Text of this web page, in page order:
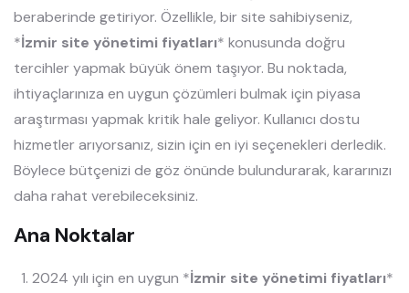
beraberinde getiriyor. Özellikle, bir site sahibiyseniz,
*İzmir site yönetimi fiyatları* konusunda doğru
tercihler yapmak büyük önem taşıyor. Bu noktada,
ihtiyaçlarınıza en uygun çözümleri bulmak için piyasa
araştırması yapmak kritik hale geliyor. Kullanıcı dostu
hizmetler arıyorsanız, sizin için en iyi seçenekleri derledik.
Böylece bütçenizi de göz önünde bulundurarak, kararınızı
daha rahat verebileceksiniz.
Ana Noktalar
2024 yılı için en uygun *İzmir site yönetimi fiyatları*